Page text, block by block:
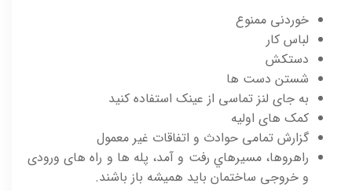
خوردنی ممنوع
لباس کار
دستکش
شستن دست ها
به جای لنز تماسی از عينک استفاده کنيد
کمک های اوليه
گزارش تمامی حوادث و اتفاقات غير معمول
راهروها، مسيرهاي رفت و آمد، پله ها و راه های ورودی
و خروجی ساختمان بايد هميشه باز باشند.